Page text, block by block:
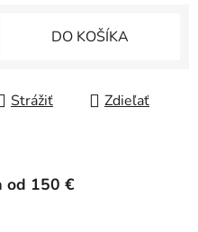
DO KOŠÍKA
Strážiť Zdieľať
od 150 €